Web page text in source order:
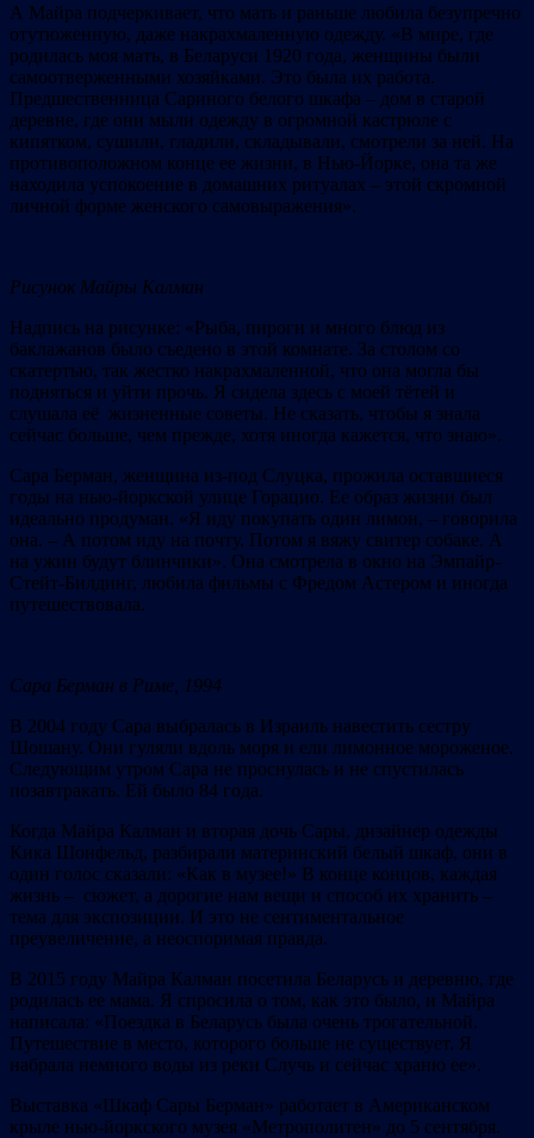
А Майра подчеркивает, что мать и раньше любила безупречно
отутюженную, даже накрахмаленную одежду. «В мире, где
родилась моя мать, в Беларуси 1920 года, женщины были
самоотверженными хозяйками. Это была их работа.
Предшественница Сариного белого шкафа – дом в старой
деревне, где они мыли одежду в огромной кастрюле с
кипятком, сушили, гладили, складывали, смотрели за ней. На
противоположном конце ее жизни, в Нью-Йорке, она та же
находила успокоение в домашних ритуалах – этой скромной
личной форме женского самовыражения».
Рисунок Майры Калман
Надпись на рисунке: «Рыба, пироги и много блюд из
баклажанов было съедено в этой комнате. За столом со
скатертью, так жестко накрахмаленной, что она могла бы
подняться и уйти прочь. Я сидела здесь с моей тётей и
слушала её жизненные советы. Не сказать, чтобы я знала
сейчас больше, чем прежде, хотя иногда кажется, что знаю».
Сара Берман, женщина из-под Слуцка, прожила оставшиеся
годы на нью-йоркской улице Горацио. Ее образ жизни был
идеально продуман. «Я иду покупать один лимон, – говорила
она. – А потом иду на почту. Потом я вяжу свитер собаке. А
на ужин будут блинчики». Она смотрела в окно на Эмпайр-
Стейт-Билдинг, любила фильмы с Фредом Астером и иногда
путешествовала.
Сара Берман в Риме, 1994
В 2004 году Сара выбралась в Израиль навестить сестру
Шошану. Они гуляли вдоль моря и ели лимонное мороженое.
Следующим утром Сара не проснулась и не спустилась
позавтракать. Ей было 84 года.
Когда Майра Калман и вторая дочь Сары, дизайнер одежды
Кика Шонфельд, разбирали материнский белый шкаф, они в
один голос сказали: «Как в музее!» В конце концов, каждая
жизнь – сюжет, а дорогие нам вещи и способ их хранить –
тема для экспозиции. И это не сентиментальное
преувеличение, а неоспоримая правда.
В 2015 году Майра Калман посетила Беларусь и деревню, где
родилась ее мама. Я спросила о том, как это было, и Майра
написала: «Поездка в Беларусь была очень трогательной.
Путешествие в место, которого больше не существует. Я
набрала немного воды из реки Случь и сейчас храню ее».
Выставка «Шкаф Сары Берман» работает в Американском
крыле нью-йоркского музея «Метрополитен» до 5 сентября.